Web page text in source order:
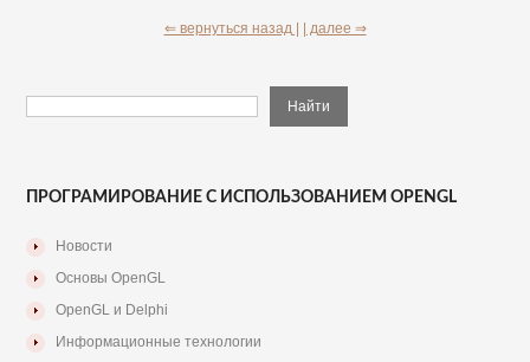
⇐ вернуться назад | | далее ⇒
ПРОГРАМИРОВАНИЕ С ИСПОЛЬЗОВАНИЕМ OPENGL
Новости
Основы OpenGL
OpenGL и Delphi
Информационные технологии